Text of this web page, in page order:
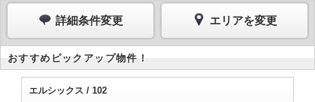
詳細条件変更 エリアを変更
おすすめピックアップ物件！
エルシックス / 102